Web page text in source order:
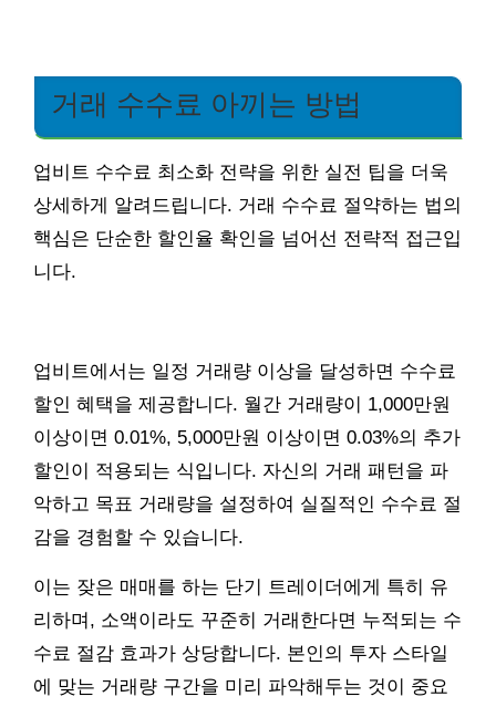
거래 수수료 아끼는 방법
업비트 수수료 최소화 전략을 위한 실전 팁을 더욱
상세하게 알려드립니다. 거래 수수료 절약하는 법의
핵심은 단순한 할인율 확인을 넘어선 전략적 접근입
니다.
업비트에서는 일정 거래량 이상을 달성하면 수수료
할인 혜택을 제공합니다. 월간 거래량이 1,000만원
이상이면 0.01%, 5,000만원 이상이면 0.03%의 추가
할인이 적용되는 식입니다. 자신의 거래 패턴을 파
악하고 목표 거래량을 설정하여 실질적인 수수료 절
감을 경험할 수 있습니다.
이는 잦은 매매를 하는 단기 트레이더에게 특히 유
리하며, 소액이라도 꾸준히 거래한다면 누적되는 수
수료 절감 효과가 상당합니다. 본인의 투자 스타일
에 맞는 거래량 구간을 미리 파악해두는 것이 중요